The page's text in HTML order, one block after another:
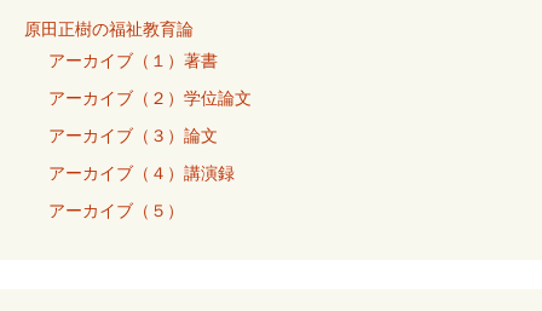
原田正樹の福祉教育論
アーカイブ（１）著書
アーカイブ（２）学位論文
アーカイブ（３）論文
アーカイブ（４）講演録
アーカイブ（５）